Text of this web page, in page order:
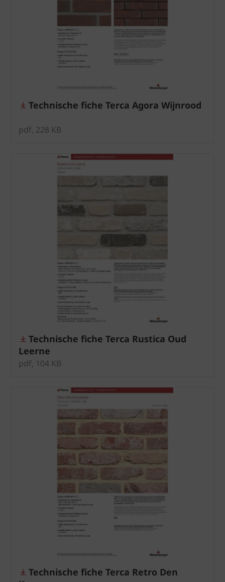
Technische fiche Terca Agora Wijnrood
pdf, 228 KB
Technische fiche Terca Rustica Oud
Leerne
pdf, 104 KB
Technische fiche Terca Retro Den